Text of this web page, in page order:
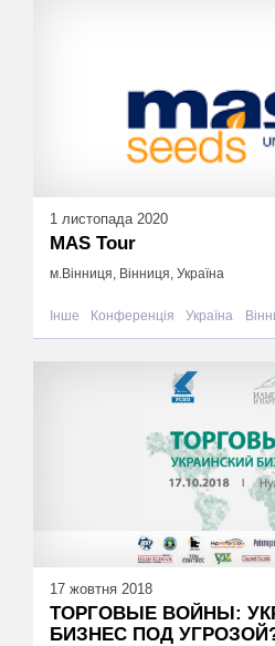
1 листопада 2020
MAS Tour
м.Вінниця, Вінниця, Україна
Інше Конференція Україна
17 жовтня 2018
ТОРГОВЫЕ ВОЙНЫ:
БИЗНЕС ПОД